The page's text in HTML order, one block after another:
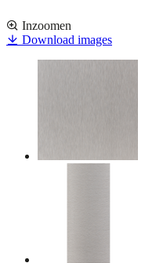
Inzoomen
Download images